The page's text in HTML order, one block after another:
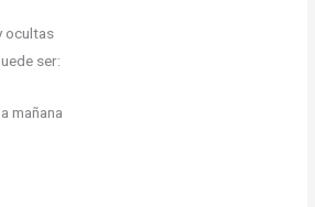
ocultas
ser:
mañana